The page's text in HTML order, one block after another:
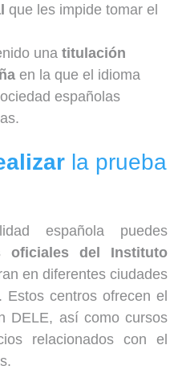
que les impide tomar el
una titulación
en la que el idioma
españolas
la prueba
española puedes
oficiales del Instituto
en diferentes ciudades
centros ofrecen el
DELE, así como cursos
relacionados con el